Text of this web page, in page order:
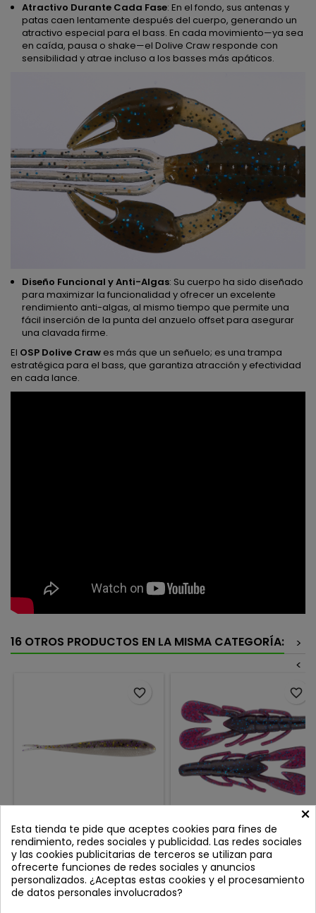
Atractivo Durante Cada Fase: En el fondo, sus antenas y
patas caen lentamente después del cuerpo, generando un
atractivo especial para el bass. En cada movimiento—ya sea
en caída, pausa o shake—el Dolive Craw responde con
sensibilidad y atrae incluso a los basses más apáticos.
Diseño Funcional y Anti-Algas: Su cuerpo ha sido diseñado
para maximizar la funcionalidad y ofrecer un excelente
rendimiento anti-algas, al mismo tiempo que permite una
fácil inserción de la punta del anzuelo offset para asegurar
una clavada firme.
El OSP Dolive Craw es más que un señuelo; es una trampa
estratégica para el bass, que garantiza atracción y efectividad
en cada lance.
16 OTROS PRODUCTOS EN LA MISMA CATEGORÍA:
>
<
YUM FF SONAR MINNOW 4"
GIZZARD SHAD
Review(s):0
Diseñado por el campeón de
Bassmaster Classic, Jason
Christie, el Yum FF Sonar
Precio
6,50 €
favorite_border
ZOOM ULTRAVIBE SPEED
CRAW 3.5" BLUE FLEK
Review(s):
El Zoom Ultra Vibe Speed ​​es
uno de los cangrejos
favorite_border
×
Esta tienda te pide que aceptes cookies para fines de
rendimiento, redes sociales y publicidad. Las redes sociales
y las cookies publicitarias de terceros se utilizan para
ofrecerte funciones de redes sociales y anuncios
personalizados. ¿Aceptas estas cookies y el procesamiento
de datos personales involucrados?